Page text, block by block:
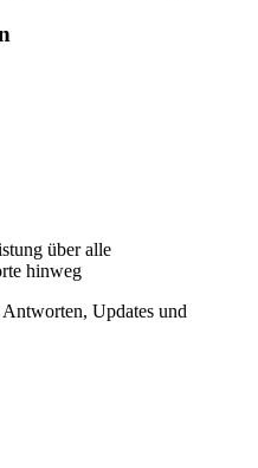
über alle
hinweg
Updates und